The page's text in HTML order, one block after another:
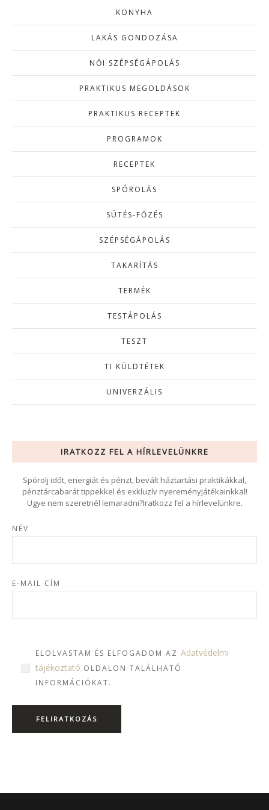
KONYHA
LAKÁS GONDOZÁSA
NŐI SZÉPSÉGÁPOLÁS
PRAKTIKUS MEGOLDÁSOK
PRAKTIKUS RECEPTEK
PROGRAMOK
RECEPTEK
SPÓROLÁS
SÜTÉS-FŐZÉS
SZÉPSÉGÁPOLÁS
TAKARÍTÁS
TERMÉK
TESTÁPOLÁS
TESZT
TI KÜLDTÉTEK
UNIVERZÁLIS
IRATKOZZ FEL A HÍRLEVELÜNKRE
Spórolj időt, energiát és pénzt, bevált háztartási praktikákkal,
pénztárcabarát tippekkel és exkluzív nyereményjátékainkkal!
Ugye nem szeretnél lemaradni?Iratkozz fel a hírlevelünkre.
NÉV
E-MAIL CÍM
ELOLVASTAM ÉS ELFOGADOM AZ Adatvédelmi
tájékoztató OLDALON TALÁLHATÓ
INFORMÁCIÓKAT.